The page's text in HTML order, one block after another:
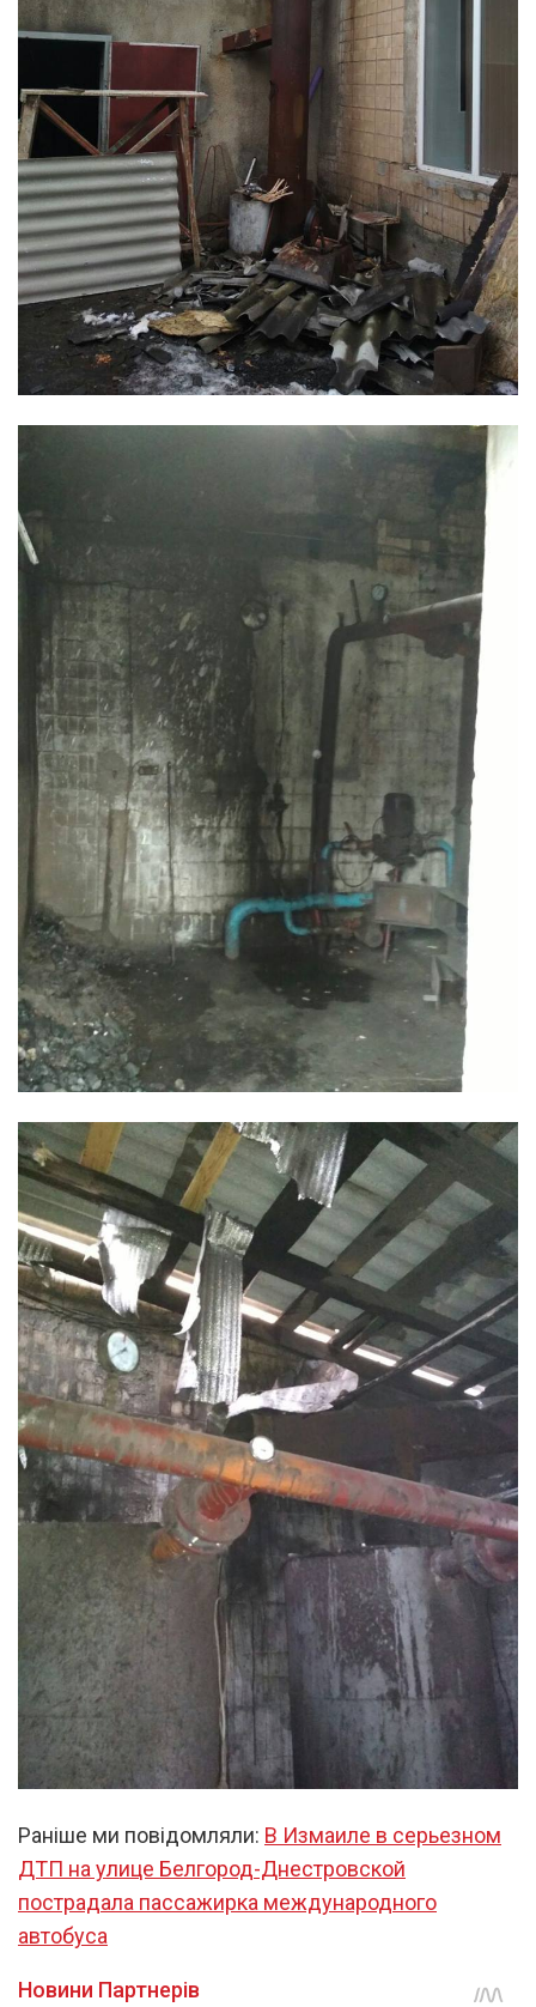
Раніше ми повідомляли: В Измаиле в серьезном
ДТП на улице Белгород-Днестровской
пострадала пассажирка международного
автобуса